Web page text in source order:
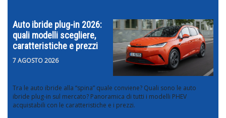
Auto ibride plug-in 2026:
quali modelli scegliere,
caratteristiche e prezzi
7 AGOSTO 2026
Tra le auto ibride alla “spina” quale conviene? Quali sono le auto
ibride plug-in sul mercato? Panoramica di tutti i modelli PHEV
acquistabili con le caratteristiche e i prezzi.